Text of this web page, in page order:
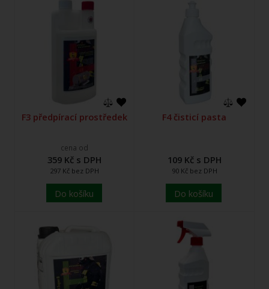
F3 předpírací prostředek
cena od
359 Kč s DPH
297 Kč bez DPH
Do košíku
F4 čisticí pasta
109 Kč s DPH
90 Kč bez DPH
Do košíku